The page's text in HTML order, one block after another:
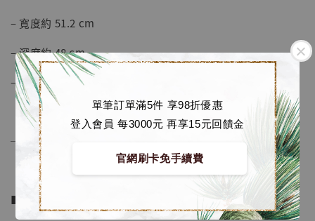
單筆訂單滿5件 享98折優惠
登入會員 每3000元 再享15元回饋金
官網刷卡免手續費
– 寬度約 51.2 cm
– 深度約 48 cm
– 材質為 PolyStone, PU, PVC等
──────────────
■ 販售資訊：